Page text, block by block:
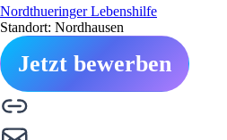
Nordthueringer Lebenshilfe
Standort: Nordhausen
Jetzt bewerben